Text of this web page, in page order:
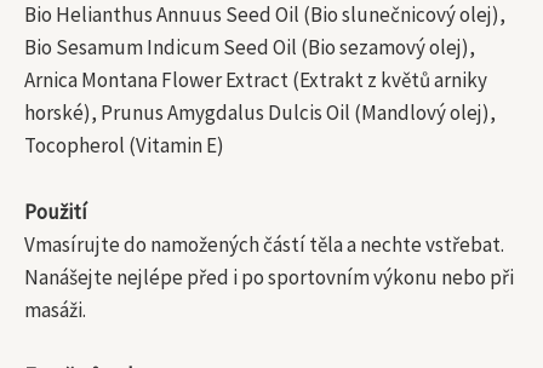
Bio Helianthus Annuus Seed Oil (Bio slunečnicový olej),
Bio Sesamum Indicum Seed Oil (Bio sezamový olej),
Arnica Montana Flower Extract (Extrakt z květů arniky
horské), Prunus Amygdalus Dulcis Oil (Mandlový olej),
Tocopherol (Vitamin E)
Použití
Vmasírujte do namožených částí těla a nechte vstřebat.
Nanášejte nejlépe před i po sportovním výkonu nebo při
masáži.